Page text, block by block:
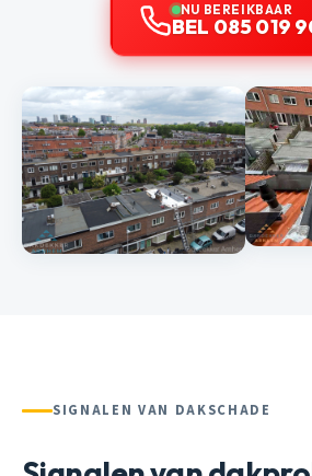
NU BEREIKBAAR
BEL 085 019
SIGNALEN VAN DAKSCHADE